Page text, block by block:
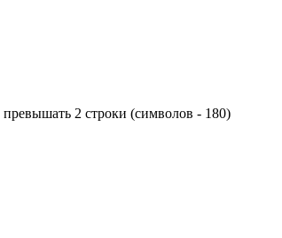
2 строки (символов - 180)